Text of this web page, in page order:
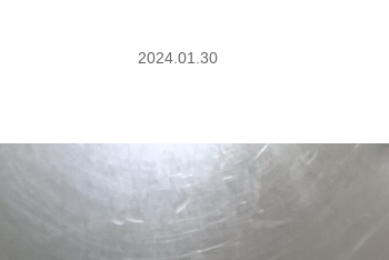
2024.01.30